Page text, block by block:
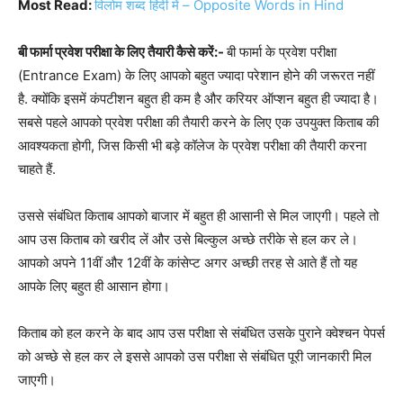
Most Read:विलोम शब्द हिंदी में – Opposite Words in Hind
बी फार्मा प्रवेश परीक्षा के लिए तैयारी कैसे करें:-बी फार्मा के प्रवेश परीक्षा
(Entrance Exam) के लिए आपको बहुत ज्यादा परेशान होने की जरूरत नहीं
है. क्योंकि इसमें कंपटीशन बहुत ही कम है और करियर ऑप्शन बहुत ही ज्यादा है।
सबसे पहले आपको प्रवेश परीक्षा की तैयारी करने के लिए एक उपयुक्त किताब की
आवश्यकता होगी, जिस किसी भी बड़े कॉलेज के प्रवेश परीक्षा की तैयारी करना
चाहते हैं.
उससे संबंधित किताब आपको बाजार में बहुत ही आसानी से मिल जाएगी। पहले तो
आप उस किताब को खरीद लें और उसे बिल्कुल अच्छे तरीके से हल कर ले।
आपको अपने 11वीं और 12वीं के कांसेप्ट अगर अच्छी तरह से आते हैं तो यह
आपके लिए बहुत ही आसान होगा।
किताब को हल करने के बाद आप उस परीक्षा से संबंधित उसके पुराने क्वेश्चन पेपर्स
को अच्छे से हल कर ले इससे आपको उस परीक्षा से संबंधित पूरी जानकारी मिल
जाएगी।